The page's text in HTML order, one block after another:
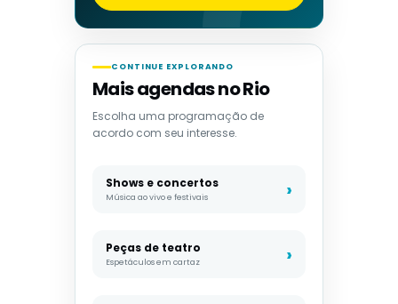
CONTINUE EXPLORANDO
Mais agendas no Rio
Escolha uma programação de
acordo com seu interesse.
Shows e concertos
Música ao vivo e festivais
Peças de teatro
Espetáculos em cartaz